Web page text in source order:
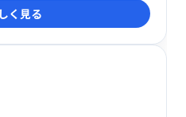
換し、複数のPDFを新しい
できます。
く見る